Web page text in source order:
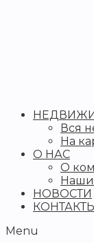
Вся
На
О НАС
О
Наши
НОВОСТИ
Menu